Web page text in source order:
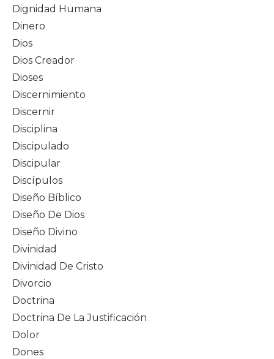
Dignidad Humana
Dinero
Dios
Dios Creador
Dioses
Discernimiento
Discernir
Disciplina
Discipulado
Discipular
Discípulos
Diseño Bíblico
Diseño De Dios
Diseño Divino
Divinidad
Divinidad De Cristo
Divorcio
Doctrina
Doctrina De La Justificación
Dolor
Dones